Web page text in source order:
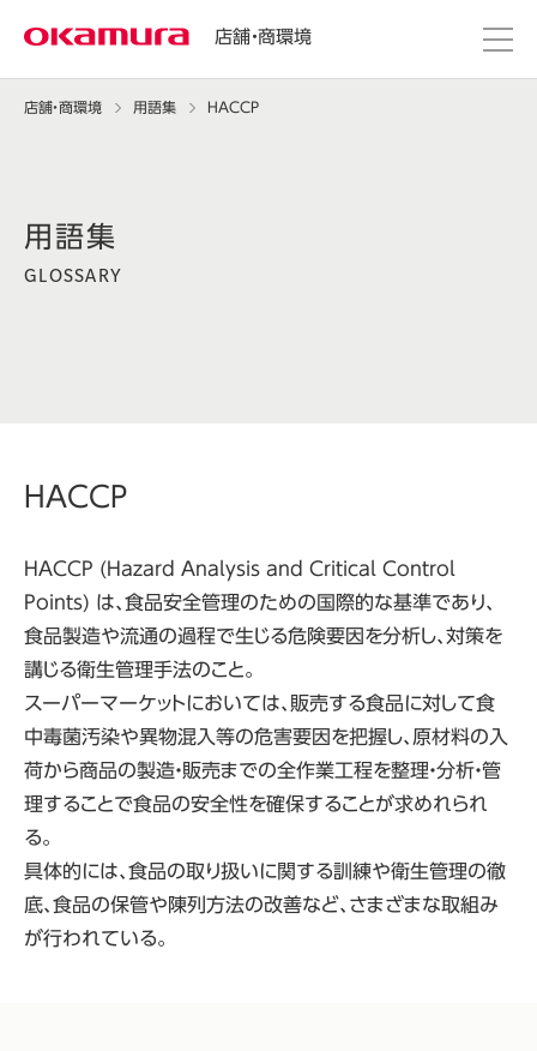
店舗・商環境
店舗・商環境 用語集 HACCP
GLOSSARY
HACCP
HACCP (Hazard Analysis and Critical Control
Points) は、食品安全管理のための国際的な基準であり、
食品製造や流通の過程で生じる危険要因を分析し、対策を
講じる衛生管理手法のこと。
スーパーマーケットにおいては、販売する食品に対して食
中毒菌汚染や異物混入等の危害要因を把握し、原材料の入
荷から商品の製造・販売までの全作業工程を整理・分析・管
理することで食品の安全性を確保することが求めれられ
る。
具体的には、食品の取り扱いに関する訓練や衛生管理の徹
底、食品の保管や陳列方法の改善など、さまざまな取組み
が行われている。